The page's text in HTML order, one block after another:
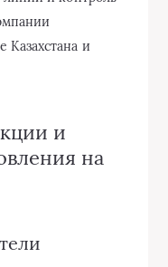
Казахстана и
и
на